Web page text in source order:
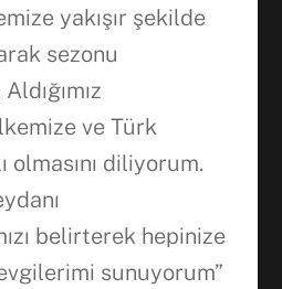
yakışır şekilde
sezonu
ve Türk
olmasını diliyorum.
belirterek hepinize
sunuyorum”